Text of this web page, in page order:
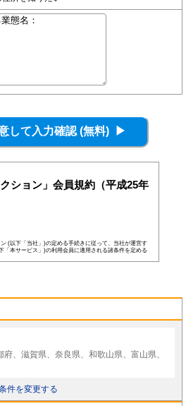
ション」会員規約（平成25年
(以下「当社」)の定める手続きに従って、当社が運営す
「本サービス」)の利用会員に適用される諸条件を定める
者を本サービスの会員(以下「会員」)とします。
提出した者
ずれかに当てはまる者は会員となる資格を持たないもの
あります。
いる者が以下の条件に当てはまっている場合、当社は何ら
に本サービスを中止、もしくはその者の会員としての資格
す。
者
、滋賀県、奈良県、和歌山県、富山県、
件を変更する